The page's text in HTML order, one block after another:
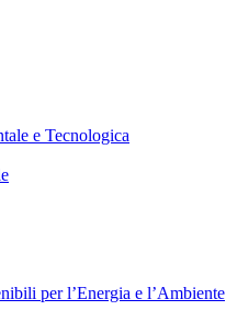
e Tecnologica
per l’Energia e l’Ambiente